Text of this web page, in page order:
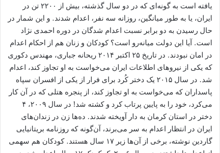
یافته است به گونه‌ای که در دو سال گذشته، بیش از ۲۲۰۰ تن در
ایران، یا به طور میانگین، روزانه سه نفر، اعدام شدند. و این شمار در
حال رسیدن به دو برابر نسبت اعدام شدگان در دوره احمدی نژاد
است. آیا این دولت میانه‌رو است؟ کودکان و زنان هم از احکام اعدام
در امان نبودند. در تاریخ ۲۵ اکتبر ۲۰۱۴ ریحانه جباری، مهندس دکوری
که یکی از نیروهای اطلاعات ایران می‌خواست به او تجاوز کند، اعدام
شد. در سال ۲۰۱۵ یک دختر کُرد برای فرار از یکی از افسران سپاه
پاسداران که می‌خواست به او تجاوز کند، از پنجره هتلی که در آن کار
می‌کرد، خود را به پایین پرتاب کرد و کشته شد! در سال ۲۰۰۹، ۴
دختر در استان کرمان به دار آویخته شدند. ده‌ها زن در زندان‌های
ایران در انتظار اعدام به سر می‌برند، آن‌گونه که روزنامه بریتانیایی
گاردین نوشته، برخی از آن‌ها زیر ۱۷ سال هستند. کودکان هم سهمی